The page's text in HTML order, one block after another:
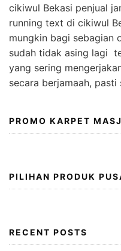
cikiwul Bekasi penjual
running text di cikiwul
mungkin bagi sebagian
sudah tidak asing lagi
yang sering
secara berjamaah,
PROMO KARPET
PILIHAN PRODUK
RECENT POSTS